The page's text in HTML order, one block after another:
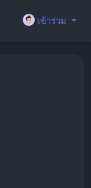
เข้าร่วม